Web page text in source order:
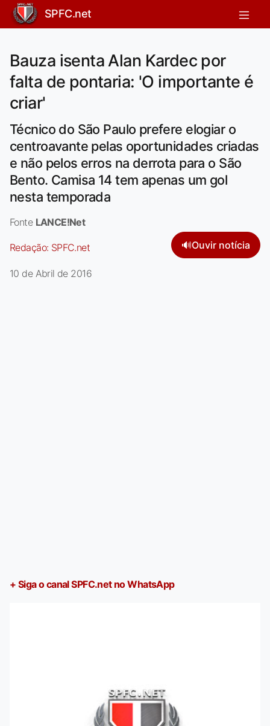
SPFC.net
Bauza isenta Alan Kardec por
falta de pontaria: 'O importante é
criar'
Técnico do São Paulo prefere elogiar o
centroavante pelas oportunidades criadas
e não pelos erros na derrota para o São
Bento. Camisa 14 tem apenas um gol
nesta temporada
Fonte LANCE!Net
Redação: SPFC.net 🔊Ouvir notícia
10 de Abril de 2016
+ Siga o canal SPFC.net no WhatsApp